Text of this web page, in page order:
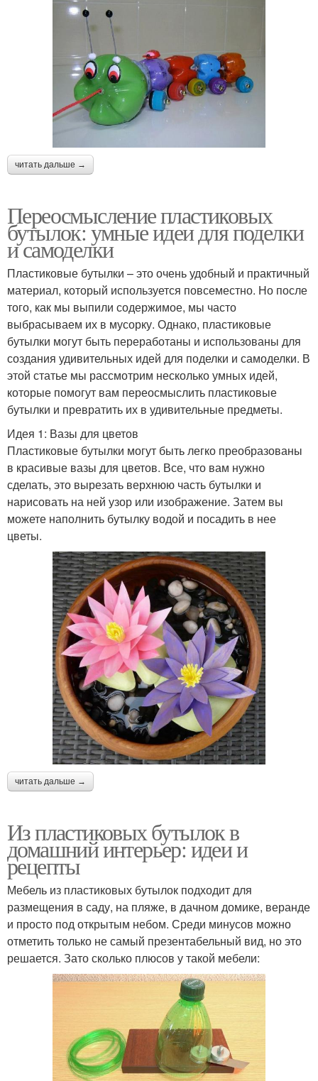
читать дальше →
Переосмысление пластиковых
бутылок: умные идеи для поделки
и самоделки
Пластиковые бутылки – это очень удобный и практичный
материал, который используется повсеместно. Но после
того, как мы выпили содержимое, мы часто
выбрасываем их в мусорку. Однако, пластиковые
бутылки могут быть переработаны и использованы для
создания удивительных идей для поделки и самоделки. В
этой статье мы рассмотрим несколько умных идей,
которые помогут вам переосмыслить пластиковые
бутылки и превратить их в удивительные предметы.
Идея 1: Вазы для цветов
Пластиковые бутылки могут быть легко преобразованы
в красивые вазы для цветов. Все, что вам нужно
сделать, это вырезать верхнюю часть бутылки и
нарисовать на ней узор или изображение. Затем вы
можете наполнить бутылку водой и посадить в нее
цветы.
читать дальше →
Из пластиковых бутылок в
домашний интерьер: идеи и
рецепты
Мебель из пластиковых бутылок подходит для
размещения в саду, на пляже, в дачном домике, веранде
и просто под открытым небом. Среди минусов можно
отметить только не самый презентабельный вид, но это
решается. Зато сколько плюсов у такой мебели: